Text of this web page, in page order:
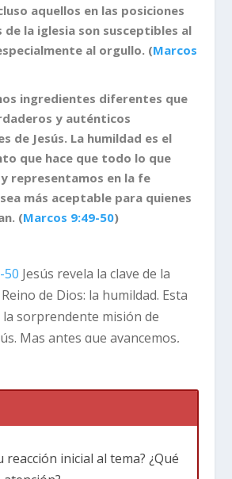
aquellos en las posiciones
de la iglesia son susceptibles al
al orgullo. (Marcos
ingredientes diferentes que
y auténticos
de Jesús. La humildad es el
que hace que todo lo que
representamos en la fe
más aceptable para quienes
(Marcos 9:49-50)
50 Jesús revela la clave de la
de Dios: la humildad. Esta
la sorprendente misión de
Mas antes que avancemos,
la clave de la grandeza?
es tener muchos
redes sociales, ser influyente
la grandeza se basa en las
reacción inicial al tema? ¿Qué